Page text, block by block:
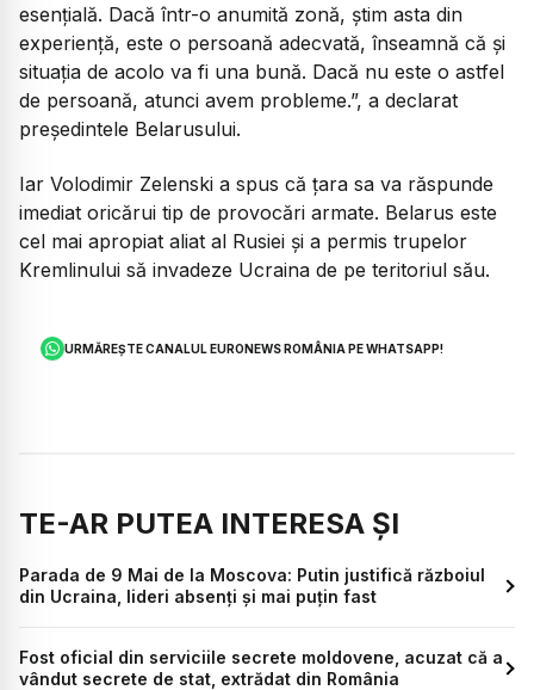
esențială. Dacă într-o anumită zonă, știm asta din
experiență, este o persoană adecvată, înseamnă că și
situația de acolo va fi una bună. Dacă nu este o astfel
de persoană, atunci avem probleme.”, a declarat
președintele Belarusului.
Iar Volodimir Zelenski a spus că țara sa va răspunde
imediat oricărui tip de provocări armate. Belarus este
cel mai apropiat aliat al Rusiei și a permis trupelor
Kremlinului să invadeze Ucraina de pe teritoriul său.
URMĂREȘTE CANALUL EURONEWS ROMÂNIA PE WHATSAPP!
TE-AR PUTEA INTERESA ȘI
Parada de 9 Mai de la Moscova: Putin justifică războiul
din Ucraina, lideri absenți și mai puțin fast
Fost oficial din serviciile secrete moldovene, acuzat că a
vândut secrete de stat, extrădat din România